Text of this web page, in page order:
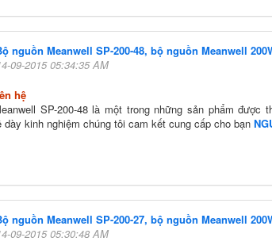
nguồn Meanwell SP-200-48, bộ nguồn Meanwell
09-2015 05:34:35 AM
hệ
SP-200-48 là một trong những sản phẩm
dày kinh nghiệm chúng tôi cam kết cung cấp cho bạn
nguồn Meanwell SP-200-27, bộ nguồn Meanwell
09-2015 05:30:48 AM